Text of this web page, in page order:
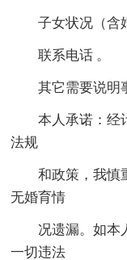
子女状况（含
联系电话 。
其它需要说明
本人承诺：经
法规
和政策，我慎
无婚育情
况遗漏。如本
一切违法